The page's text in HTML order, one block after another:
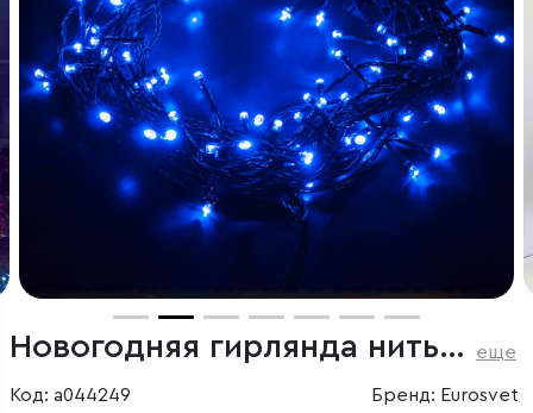
Новогодняя гирлянда нить голубой 5м IP20 еще
Код: a044249 Бренд: Eurosvet